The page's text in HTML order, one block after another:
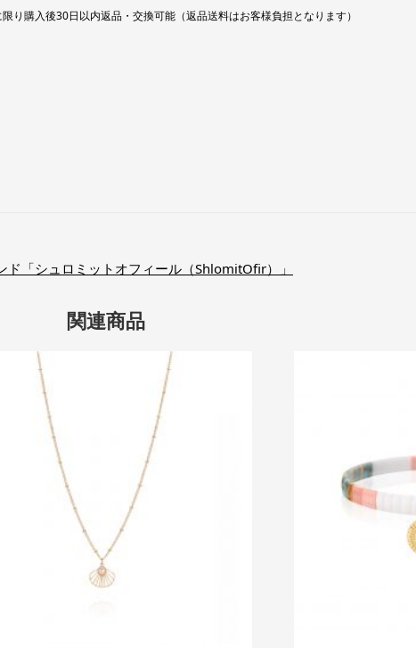
り購入後30日以内返品・交換可能（返品送料はお客様負担となります）
「シュロミットオフィール（ShlomitOfir）」
関連商品